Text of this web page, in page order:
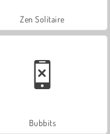
Zen Solitaire
Bubbits